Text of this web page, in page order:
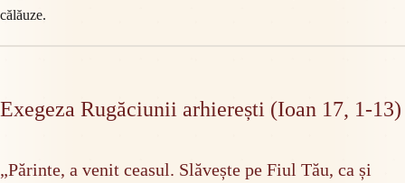
călăuze.
Exegeza Rugăciunii arhierești (Ioan 17, 1-13)
„Părinte, a venit ceasul. Slăvește pe Fiul Tău, ca și